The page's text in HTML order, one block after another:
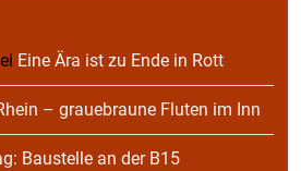
Eine Ära ist zu Ende in Rott
– grauebraune Fluten im Inn
Baustelle an der B15